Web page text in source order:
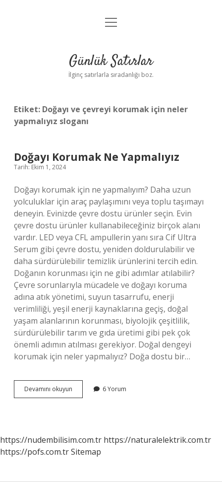
Anasayfa
Yasal Uyarı
menüyü
Günlük Satırlar
İlginç satırlarla sıradanlığı boz.
Etiket: Doğayı ve çevreyi korumak için neler
yapmalıyız sloganı
Doğayı Korumak Ne Yapmalıyız
Tarih: Ekim 1, 2024
Doğayı korumak için ne yapmalıyım? Daha uzun
yolculuklar için araç paylaşımını veya toplu taşımayı
deneyin. Evinizde çevre dostu ürünler seçin. Evin
çevre dostu ürünler kullanabileceğiniz birçok alanı
vardır. LED veya CFL ampullerin yanı sıra Cif Ultra
Serum gibi çevre dostu, yeniden doldurulabilir ve
daha sürdürülebilir temizlik ürünlerini tercih edin.
Doğanın korunması için ne gibi adımlar atılabilir?
Çevre sorunlarıyla mücadele ve doğayı koruma
adına atık yönetimi, suyun tasarrufu, enerji
verimliliği, yeşil enerji kaynaklarına geçiş, doğal
yaşam alanlarının korunması, biyolojik çeşitlilik,
sürdürülebilir tarım ve gıda üretimi gibi pek çok
önemli adımın atılması gerekiyor. Doğal dengeyi
korumak için neler yapmalıyız? Doğa dostu bir…
Devamını okuyun
Korumak
6 Yorum
https://nudembilisim.com.tr https://naturalelektrik.com.tr
https://pofs.com.trSitemap